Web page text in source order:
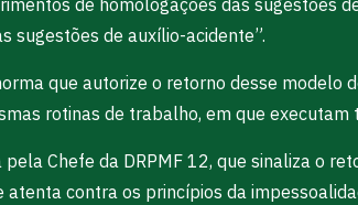
de homologações das sugestões
sugestões de auxílio-acidente”.
que autorize o retorno desse
rotinas de trabalho, em que
Chefe da DRPMF 12, que sinaliza o
atenta contra os princípios da